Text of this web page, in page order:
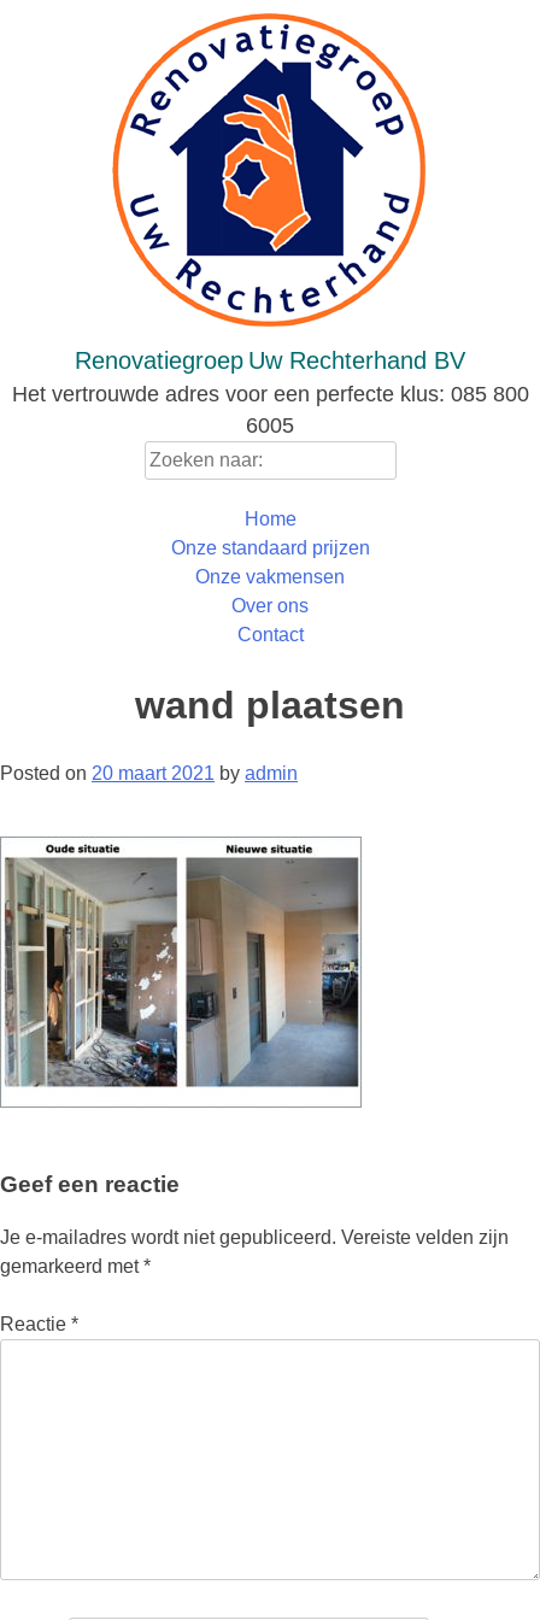
Renovatiegroep Uw Rechterhand BV
Het vertrouwde adres voor een perfecte klus: 085 800
6005
Home
Onze standaard prijzen
Onze vakmensen
Over ons
Contact
wand plaatsen
Posted on 20 maart 2021 by admin
Geef een reactie
Je e-mailadres wordt niet gepubliceerd. Vereiste velden zijn
gemarkeerd met*
Reactie *